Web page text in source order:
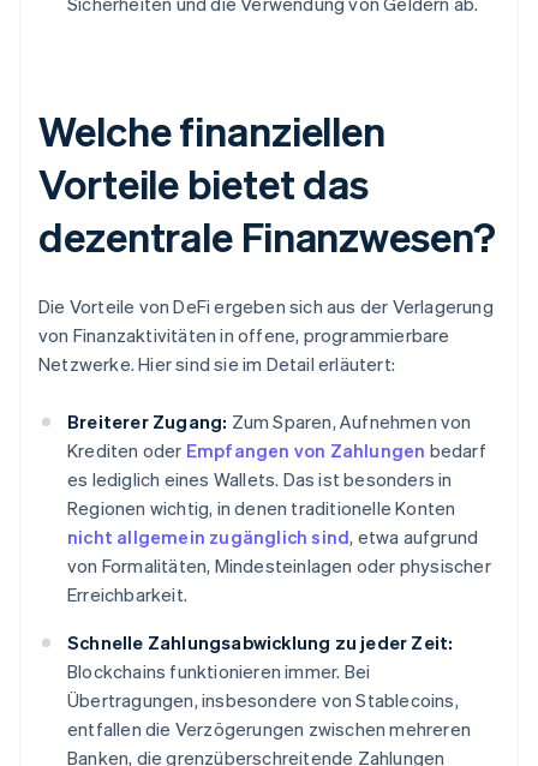
Welche finanziellen
Vorteile bietet das
dezentrale Finanzwesen?
Die Vorteile von DeFi ergeben sich aus der Verlagerung
von Finanzaktivitäten in offene, programmierbare
Netzwerke. Hier sind sie im Detail erläutert:
Breiterer Zugang: Zum Sparen, Aufnehmen von
Krediten oder Empfangen von Zahlungen bedarf
es lediglich eines Wallets. Das ist besonders in
Regionen wichtig, in denen traditionelle Konten
nicht allgemein zugänglich sind, etwa aufgrund
von Formalitäten, Mindesteinlagen oder physischer
Erreichbarkeit.
Schnelle Zahlungsabwicklung zu jeder Zeit:
Blockchains funktionieren immer. Bei
Übertragungen, insbesondere von Stablecoins,
entfallen die Verzögerungen zwischen mehreren
Banken, die grenzüberschreitende Zahlungen